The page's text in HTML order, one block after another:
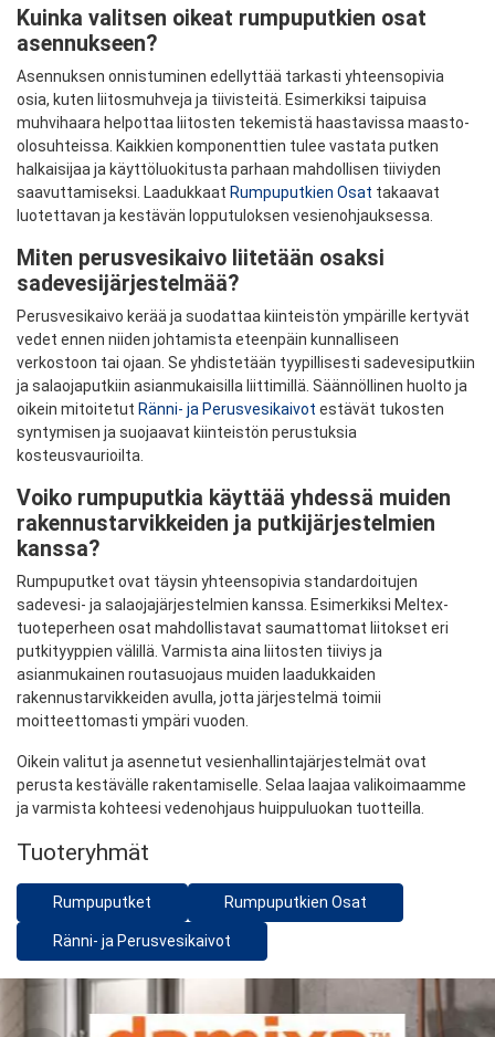
Kuinka valitsen oikeat rumpuputkien osat
asennukseen?
Asennuksen onnistuminen edellyttää tarkasti yhteensopivia
osia, kuten liitosmuhveja ja tiivisteitä. Esimerkiksi taipuisa
muhvihaara helpottaa liitosten tekemistä haastavissa maasto-
olosuhteissa. Kaikkien komponenttien tulee vastata putken
halkaisijaa ja käyttöluokitusta parhaan mahdollisen tiiviyden
saavuttamiseksi. Laadukkaat Rumpuputkien Osat takaavat
luotettavan ja kestävän lopputuloksen vesienohjauksessa.
Miten perusvesikaivo liitetään osaksi
sadevesijärjestelmää?
Perusvesikaivo kerää ja suodattaa kiinteistön ympärille kertyvät
vedet ennen niiden johtamista eteenpäin kunnalliseen
verkostoon tai ojaan. Se yhdistetään tyypillisesti sadevesiputkiin
ja salaojaputkiin asianmukaisilla liittimillä. Säännöllinen huolto ja
oikein mitoitetut Ränni- ja Perusvesikaivot estävät tukosten
syntymisen ja suojaavat kiinteistön perustuksia
kosteusvaurioilta.
Voiko rumpuputkia käyttää yhdessä muiden
rakennustarvikkeiden ja putkijärjestelmien
kanssa?
Rumpuputket ovat täysin yhteensopivia standardoitujen
sadevesi- ja salaojajärjestelmien kanssa. Esimerkiksi Meltex-
tuoteperheen osat mahdollistavat saumattomat liitokset eri
putkityyppien välillä. Varmista aina liitosten tiiviys ja
asianmukainen routasuojaus muiden laadukkaiden
rakennustarvikkeiden avulla, jotta järjestelmä toimii
moitteettomasti ympäri vuoden.
Oikein valitut ja asennetut vesienhallintajärjestelmät ovat
perusta kestävälle rakentamiselle. Selaa laajaa valikoimaamme
ja varmista kohteesi vedenohjaus huippuluokan tuotteilla.
Tuoteryhmät
Rumpuputket Rumpuputkien Osat
Ränni- ja Perusvesikaivot